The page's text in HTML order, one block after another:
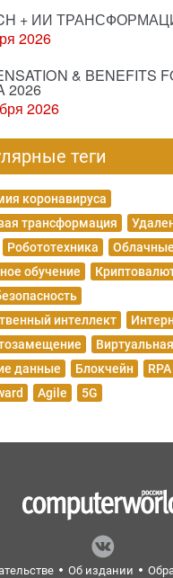
+ ИИ
2026
& BENEFITS
2026
2026
теги
коронавируса
трансформация
Робототехника
обучение
интеллект
данные
Блокчейн
RPA
Agile 5G
Об издании